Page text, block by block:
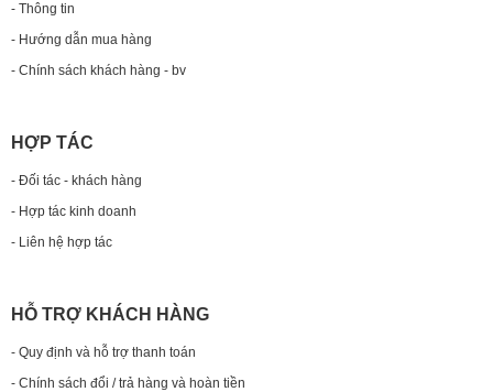
- Thông tin
- Hướng dẫn mua hàng
- Chính sách khách hàng - bv
HỢP TÁC
- Đối tác - khách hàng
- Hợp tác kinh doanh
- Liên hệ hợp tác
HỖ TRỢ KHÁCH HÀNG
- Quy định và hỗ trợ thanh toán
- Chính sách đổi / trả hàng và hoàn tiền